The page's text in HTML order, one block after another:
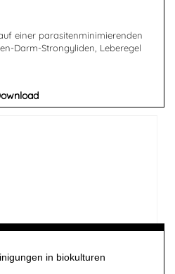
einer parasitenminimierenden
Darm-Strongyliden, Leberegel
in biokulturen